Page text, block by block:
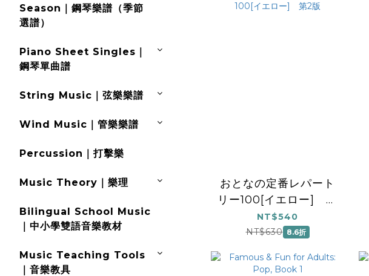
Season｜鋼琴樂譜（季節
選譜）
Piano Sheet Singles｜
鋼琴單曲譜
String Music｜弦樂樂譜
Wind Music｜管樂樂譜
Percussion｜打擊樂
Music Theory｜樂理
Bilingual School Music
｜中小學雙語音樂教材
Music Teaching Tools
｜音樂教具
おとなの定番レパート
リー100[イエロー] 第
2版
NT$540
NT$630 8.6折